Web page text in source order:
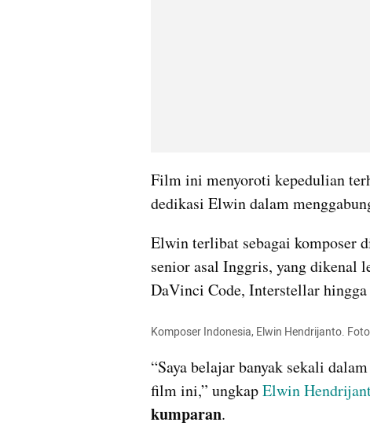
Film ini menyoroti kepedulian
dedikasi Elwin dalam
Elwin terlibat sebagai komposer
senior asal Inggris, yang dikenal
DaVinci Code, Interstellar
Komposer Indonesia, Elwin Hendrijanto.
“Saya belajar banyak sekali
film ini,” ungkap Elwin
kumparan.